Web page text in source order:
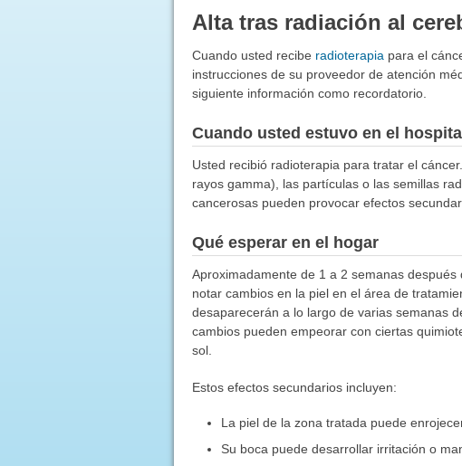
aquí:
Alta tras radiación al
Cuando usted recibe radioterapia para el
instrucciones de su proveedor de atención
siguiente información como recordatorio.
Cuando usted estuvo en el
Usted recibió radioterapia para tratar el
rayos gamma), las partículas o las semillas
cancerosas pueden provocar efectos
Qué esperar en el hogar
Aproximadamente de 1 a 2 semanas
notar cambios en la piel en el área de
desaparecerán a lo largo de varias semanas
cambios pueden empeorar con ciertas
sol.
Estos efectos secundarios incluyen:
La piel de la zona tratada puede
Su boca puede desarrollar irritación o